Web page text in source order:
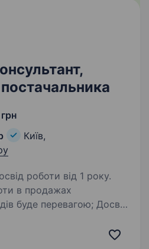
Київ,
роботи від 1 року.
перевагою; Досвід